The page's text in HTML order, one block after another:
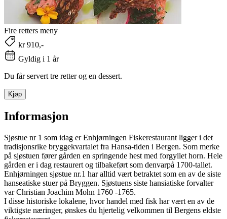
Fire retters meny
kr 910,-
Gyldig i 1 år
Du får servert tre retter og en dessert.
Kjøp
Informasjon
Sjøstue nr 1 som idag er Enhjørningen Fiskerestaurant ligger i det
tradisjonsrike bryggekvartalet fra Hansa-tiden i Bergen. Som merke
på sjøstuen fører gården en springende hest med forgyllet horn. Hele
gården er i dag restaurert og tilbakeført som denvarpå 1700-tallet.
Enhjørningen sjøstue nr.1 har alltid vært betraktet som en av de siste
hanseatiske stuer på Bryggen. Sjøstuens siste hansiatiske forvalter
var Christian Joachim Mohn 1760 -1765.
I disse historiske lokalene, hvor handel med fisk har vært en av de
viktigste næringer, ønskes du hjertelig velkommen til Bergens eldste